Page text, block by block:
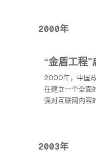
2000年
“金盾工程”
2000年，中国
在建立一个全面
强对互联网内容
2003年